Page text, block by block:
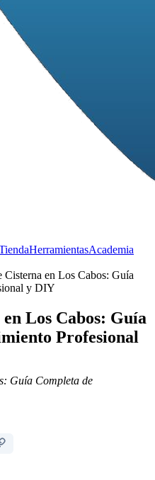
HerramientasAcademia
Cisterna en Los Cabos: Guía
y DIY
Los Cabos: Guía
Profesional
Guía Completa de